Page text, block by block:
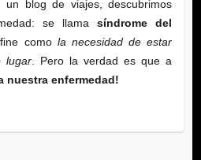
un blog de viajes, descubrimos
se llamasíndrome del
como la necesidad de estar
lugar. Pero la verdad es que a
nuestra enfermedad!